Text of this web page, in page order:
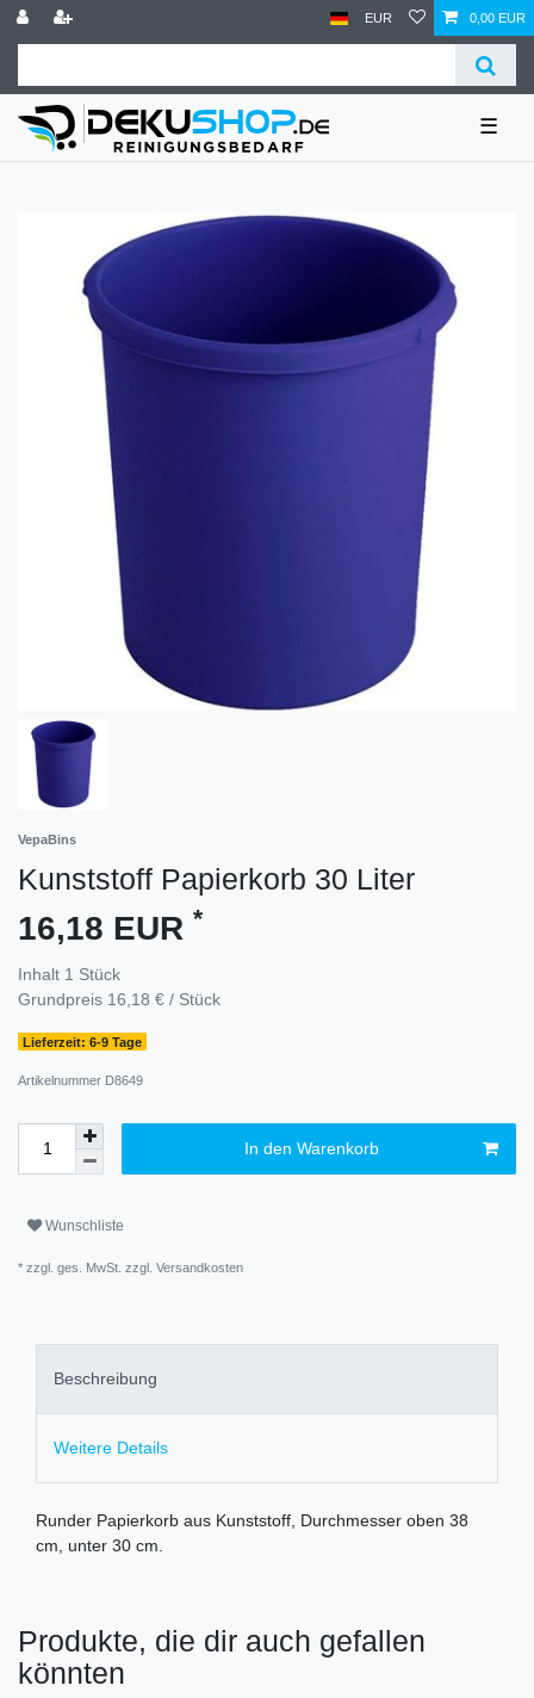
EUR 0,00 EUR
☰
VepaBins
Kunststoff Papierkorb 30 Liter
16,18 EUR *
Inhalt 1 Stück
Grundpreis 16,18 € / Stück
Lieferzeit: 6-9 Tage
Artikelnummer D8649
In den Warenkorb
Wunschliste
* zzgl. ges. MwSt. zzgl. Versandkosten
Beschreibung
Weitere Details
Runder Papierkorb aus Kunststoff, Durchmesser oben 38
cm, unter 30 cm.
Produkte, die dir auch gefallen
könnten